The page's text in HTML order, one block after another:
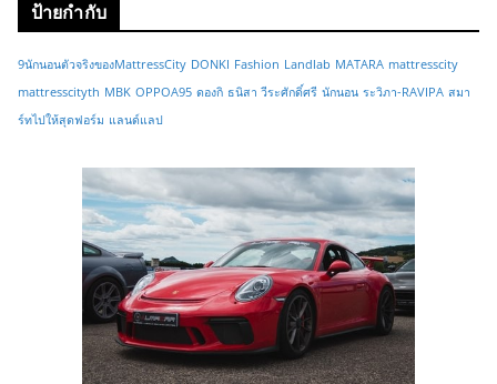
ป้ายกำกับ
9นักนอนตัวจริงของMattressCity DONKI Fashion Landlab MATARA mattresscity
mattresscityth MBK OPPOA95 ดองกิ ธนิสา วีระศักดิ์ศรี นักนอน ระวิภา-RAVIPA สมา
ร์ทไปให้สุดฟอร์ม แลนด์แลป